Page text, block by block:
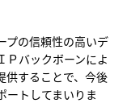
プの信頼性の高いデ
Ｐバックボーンによ
供することで、今後
ートしてまいりま